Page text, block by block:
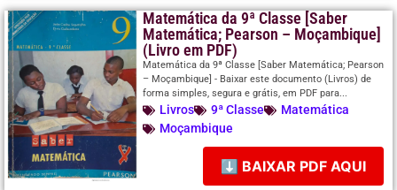
Matemática da 9ª Classe [Saber
Matemática; Pearson – Moçambique]
(Livro em PDF)
Matemática da 9ª Classe [Saber Matemática; Pearson
– Moçambique] - Baixar este documento (Livros) de
forma simples, segura e grátis, em PDF para...
Livros 9ª Classe
Matemática
Moçambique
⬇ BAIXAR PDF AQUI